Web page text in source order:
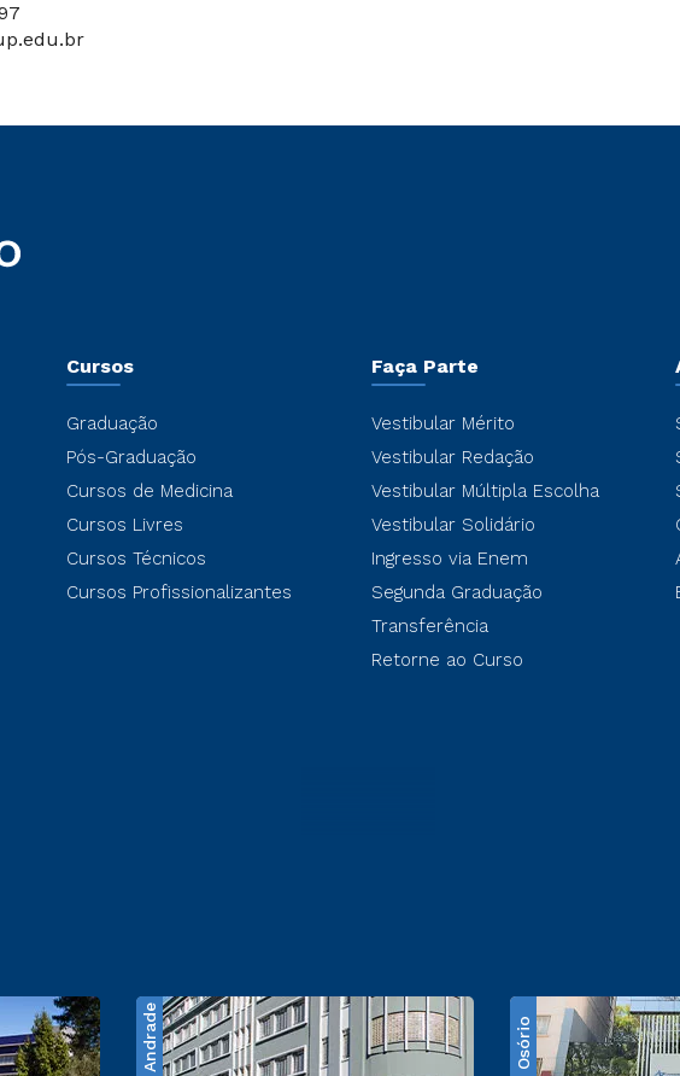
Cursos
Graduação
Pós-Graduação
Cursos de Medicina
Cursos Livres
Cursos Técnicos
Cursos Profissionalizantes
Faça Parte
Vestibular Mérito
Vestibular Redação
Vestibular Múltipla Escolha
Vestibular Solidário
Ingresso via Enem
Segunda Graduação
Transferência
Retorne ao Curso